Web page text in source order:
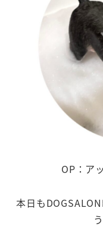
OP：ア
本日も